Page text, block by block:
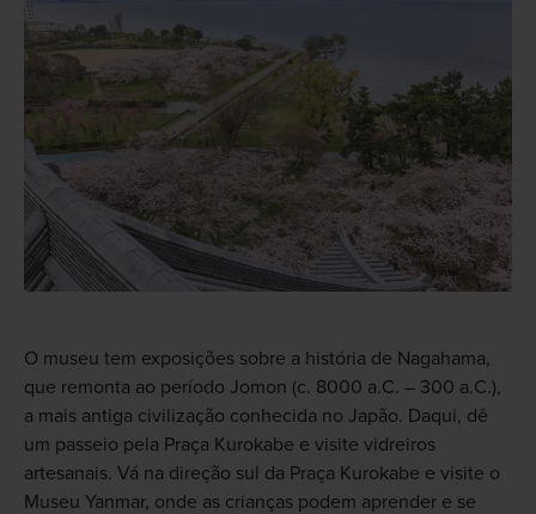
O museu tem exposições sobre a história de Nagahama,
que remonta ao período Jomon (c. 8000 a.C. – 300 a.C.),
a mais antiga civilização conhecida no Japão. Daqui, dê
um passeio pela Praça Kurokabe e visite vidreiros
artesanais. Vá na direção sul da Praça Kurokabe e visite o
Museu Yanmar, onde as crianças podem aprender e se